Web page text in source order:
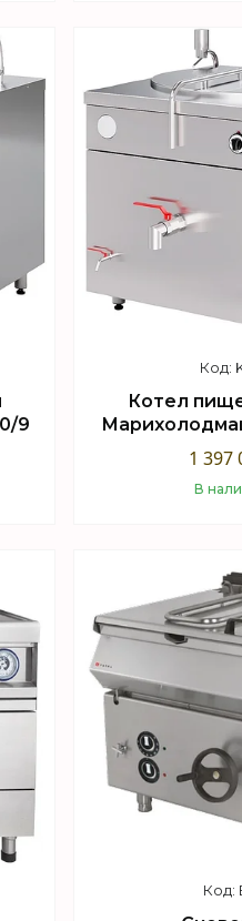
9
Котел
1 397
В